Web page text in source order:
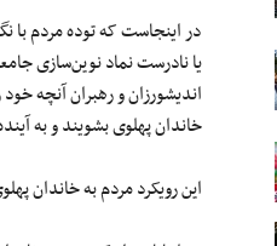
در اینجاست که توده مردم با
یا نادرست نماد نوین‌سازی
اندیشورزان و رهبران آنچه
خاندان پهلوی بشویند و به
این رویکرد مردم به خاندان